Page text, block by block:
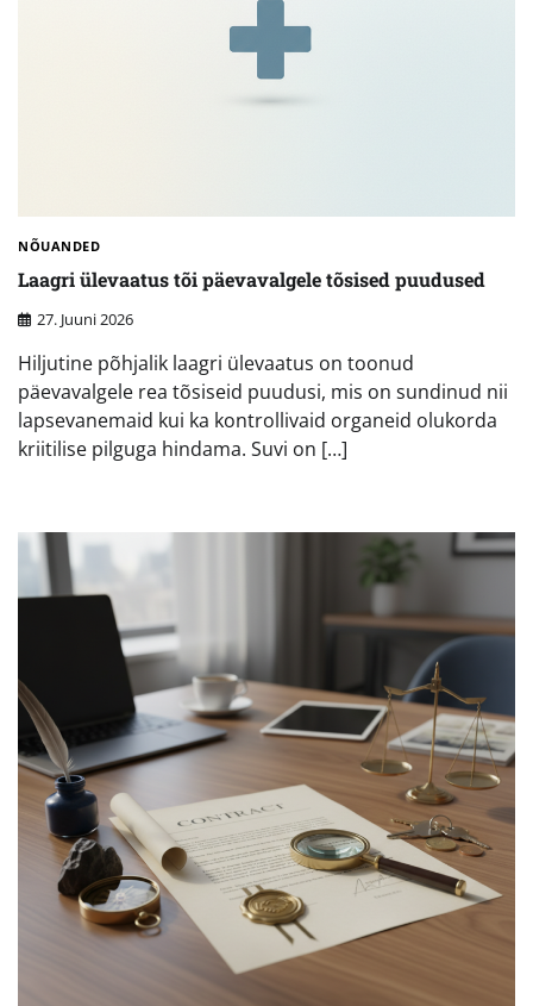
NÕUANDED
Laagri ülevaatus tõi päevavalgele tõsised puudused
27. Juuni 2026
Hiljutine põhjalik laagri ülevaatus on toonud
päevavalgele rea tõsiseid puudusi, mis on sundinud nii
lapsevanemaid kui ka kontrollivaid organeid olukorda
kriitilise pilguga hindama. Suvi on […]